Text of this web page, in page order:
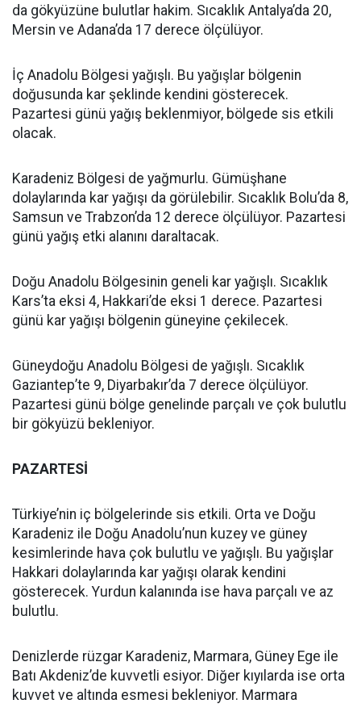
da gökyüzüne bulutlar hakim. Sıcaklık Antalya’da 20,
Mersin ve Adana’da 17 derece ölçülüyor.
İç Anadolu Bölgesi yağışlı. Bu yağışlar bölgenin
doğusunda kar şeklinde kendini gösterecek.
Pazartesi günü yağış beklenmiyor, bölgede sis etkili
olacak.
Karadeniz Bölgesi de yağmurlu. Gümüşhane
dolaylarında kar yağışı da görülebilir. Sıcaklık Bolu’da 8,
Samsun ve Trabzon’da 12 derece ölçülüyor. Pazartesi
günü yağış etki alanını daraltacak.
Doğu Anadolu Bölgesinin geneli kar yağışlı. Sıcaklık
Kars’ta eksi 4, Hakkari’de eksi 1 derece. Pazartesi
günü kar yağışı bölgenin güneyine çekilecek.
Güneydoğu Anadolu Bölgesi de yağışlı. Sıcaklık
Gaziantep’te 9, Diyarbakır’da 7 derece ölçülüyor.
Pazartesi günü bölge genelinde parçalı ve çok bulutlu
bir gökyüzü bekleniyor.
PAZARTESİ
Türkiye’nin iç bölgelerinde sis etkili. Orta ve Doğu
Karadeniz ile Doğu Anadolu’nun kuzey ve güney
kesimlerinde hava çok bulutlu ve yağışlı. Bu yağışlar
Hakkari dolaylarında kar yağışı olarak kendini
gösterecek. Yurdun kalanında ise hava parçalı ve az
bulutlu.
Denizlerde rüzgar Karadeniz, Marmara, Güney Ege ile
Batı Akdeniz’de kuvvetli esiyor. Diğer kıyılarda ise orta
kuvvet ve altında esmesi bekleniyor. Marmara